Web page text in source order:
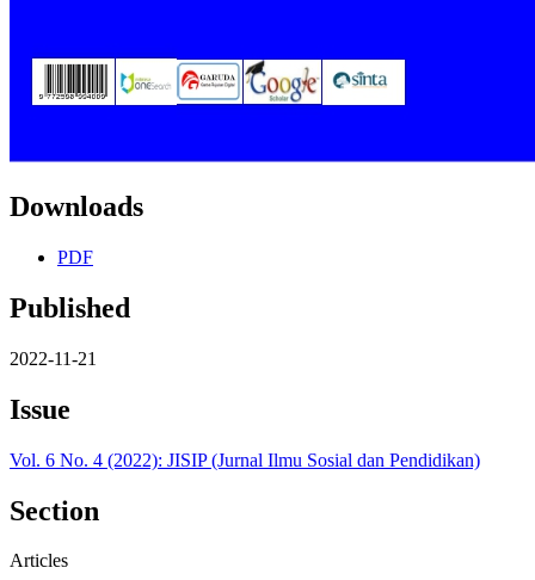
Downloads
PDF
Published
2022-11-21
Issue
Vol. 6 No. 4 (2022): JISIP (Jurnal Ilmu Sosial dan Pendidikan)
Section
Articles